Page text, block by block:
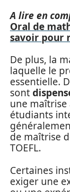
A lire en
Oral de
savoir pour
De plus, la
laquelle le
essentielle.
sont
une maîtrise
étudiants
de maîtrise
TOEFL.
Certaines
exiger une